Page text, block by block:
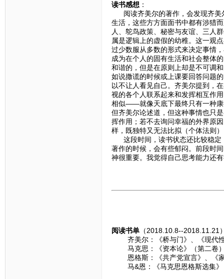
读书感想 ：
阅读齐美尔的著作，会发现齐美
生活，这些方方面面书中都有涉猎
人、鸵鸟政策、秘密与友谊、三人
属是逻辑上的虚假的幼稚。这一观
过少数服从多数的形式来决定事情
成为在个人的固有生活和社会整体
和谐的，但是在原则上却是不可调
如说撒谎的时候或上课要回答问题
以不让人看见自己。齐美尔提到，
视的各个人联系起来和发挥相互作
相似——就像天底下最终只有一种
但齐美尔论述道，但这种事情也只
挥作用；若不去询问幸福的外界原
样，既独特又无法比拟（个体法则
这段时间，读书状态还比较稳定
著作的时候，会有些郁闷。前段时
神很重要。我觉得自己思考能力还
阅读书单（2018.10.8--2018.11.21
齐美尔：《桥与门》、《现代
马克思：《资本论》（第二卷）
恩格斯：《共产党宣言》、《家
马&恩：《马克思恩格斯选集》